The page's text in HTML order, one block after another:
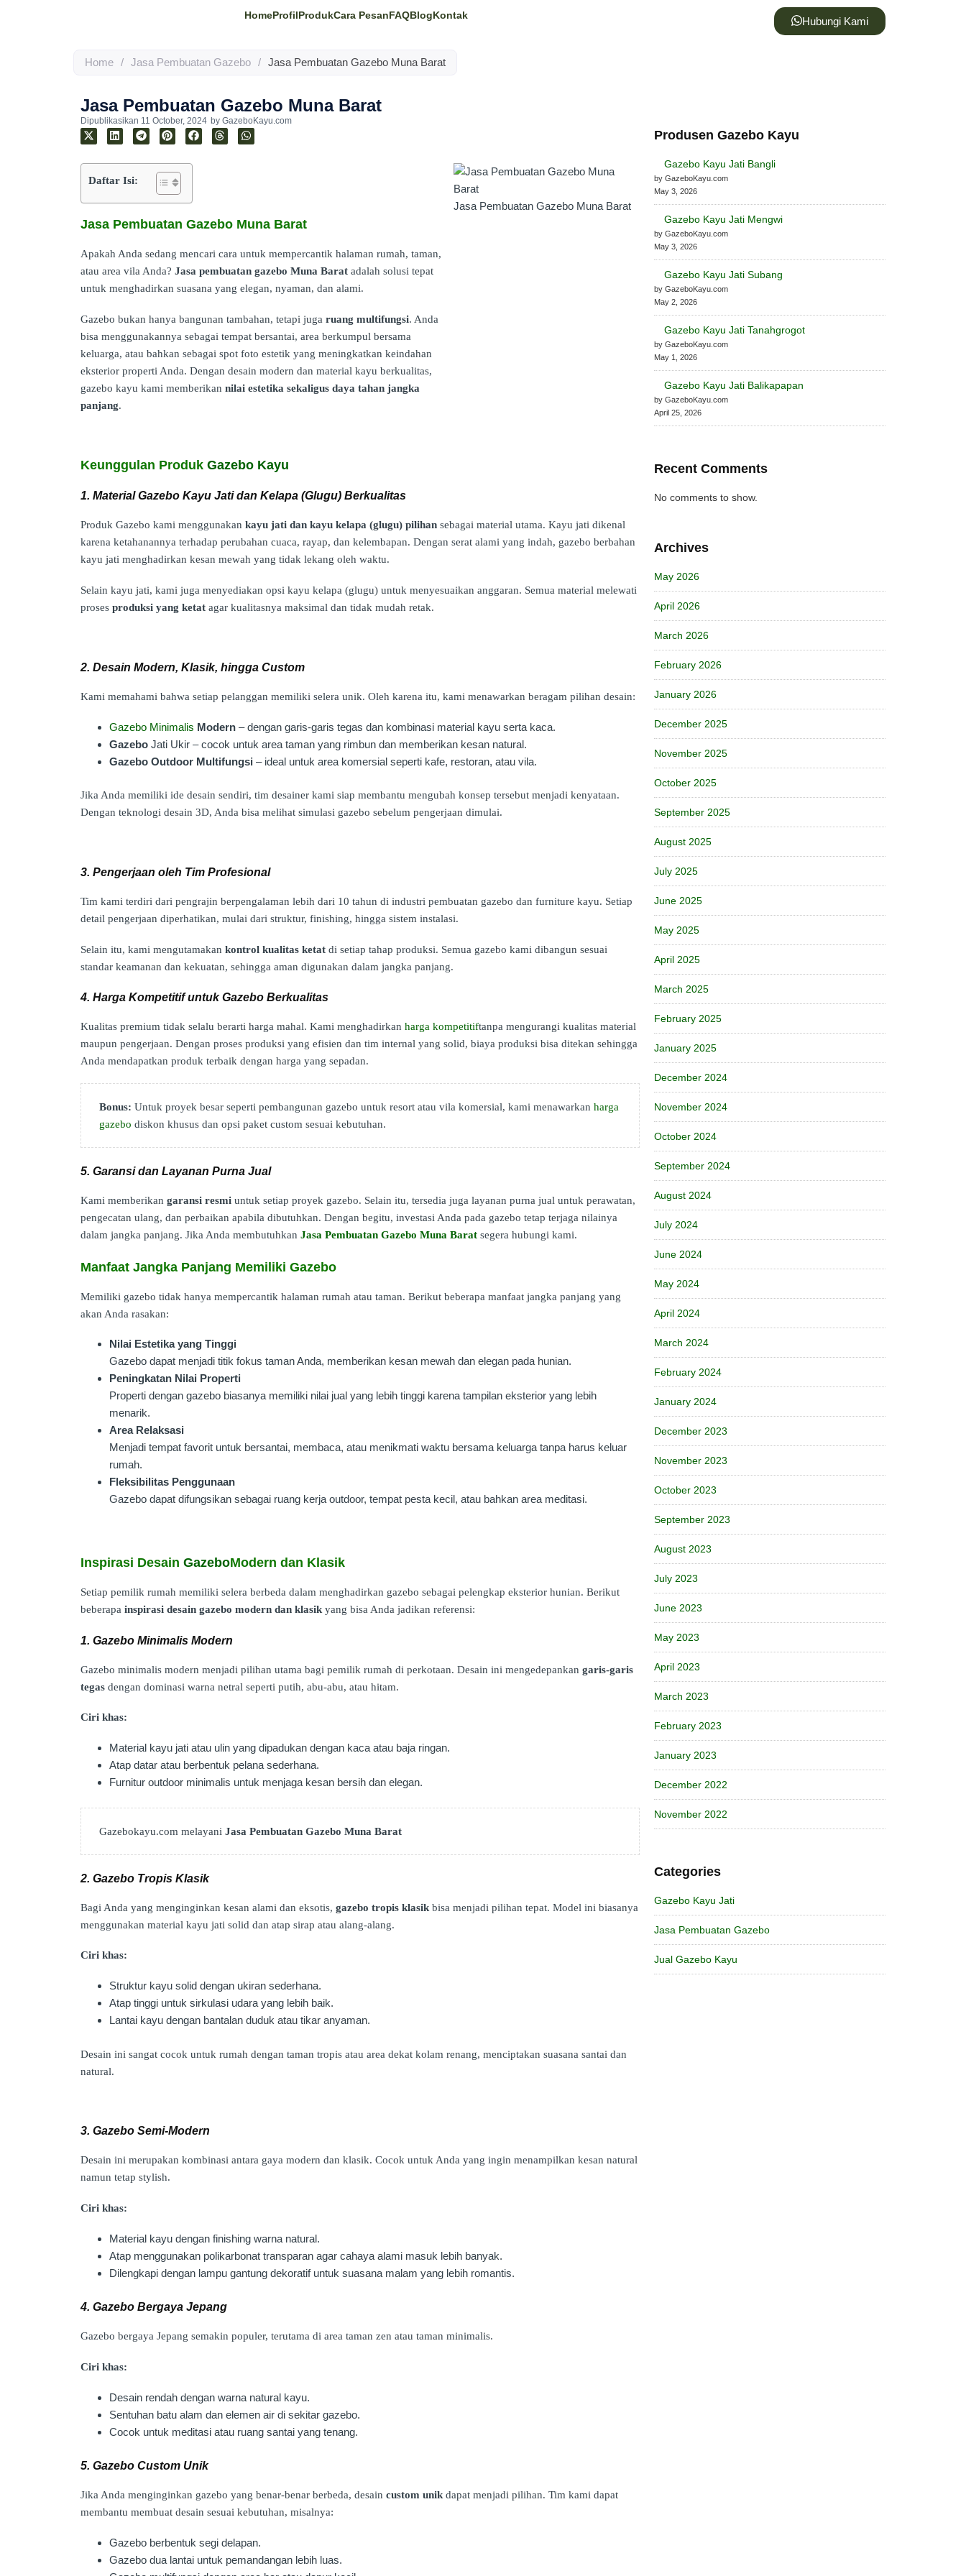
HomeProfilProdukCara PesanFAQBlogKontak Hubungi Kami
Home / Jasa Pembuatan Gazebo / Jasa Pembuatan Gazebo Muna Barat
Jasa Pembuatan Gazebo Muna Barat
Dipublikasikan 11 October, 2024 by GazeboKayu.com
Daftar Isi:
Jasa Pembuatan Gazebo Muna Barat
Apakah Anda sedang mencari cara untuk mempercantik halaman rumah, taman,
atau area vila Anda? Jasa pembuatan gazebo Muna Barat adalah solusi tepat
untuk menghadirkan suasana yang elegan, nyaman, dan alami.
Gazebo bukan hanya bangunan tambahan, tetapi juga ruang multifungsi. Anda
bisa menggunakannya sebagai tempat bersantai, area berkumpul bersama
keluarga, atau bahkan sebagai spot foto estetik yang meningkatkan keindahan
eksterior properti Anda. Dengan desain modern dan material kayu berkualitas,
gazebo kayu kami memberikan nilai estetika sekaligus daya tahan jangka
panjang.
Jasa Pembuatan Gazebo Muna Barat
Keunggulan Produk Gazebo Kayu
1. Material Gazebo Kayu Jati dan Kelapa (Glugu) Berkualitas
Produk Gazebo kami menggunakan kayu jati dan kayu kelapa (glugu) pilihan sebagai material utama. Kayu jati dikenal
karena ketahanannya terhadap perubahan cuaca, rayap, dan kelembapan. Dengan serat alami yang indah, gazebo berbahan
kayu jati menghadirkan kesan mewah yang tidak lekang oleh waktu.
Selain kayu jati, kami juga menyediakan opsi kayu kelapa (glugu) untuk menyesuaikan anggaran. Semua material melewati
proses produksi yang ketat agar kualitasnya maksimal dan tidak mudah retak.
2. Desain Modern, Klasik, hingga Custom
Kami memahami bahwa setiap pelanggan memiliki selera unik. Oleh karena itu, kami menawarkan beragam pilihan desain:
Gazebo Minimalis Modern – dengan garis-garis tegas dan kombinasi material kayu serta kaca.
Gazebo Jati Ukir – cocok untuk area taman yang rimbun dan memberikan kesan natural.
Gazebo Outdoor Multifungsi – ideal untuk area komersial seperti kafe, restoran, atau vila.
Jika Anda memiliki ide desain sendiri, tim desainer kami siap membantu mengubah konsep tersebut menjadi kenyataan.
Dengan teknologi desain 3D, Anda bisa melihat simulasi gazebo sebelum pengerjaan dimulai.
3. Pengerjaan oleh Tim Profesional
Tim kami terdiri dari pengrajin berpengalaman lebih dari 10 tahun di industri pembuatan gazebo dan furniture kayu. Setiap
detail pengerjaan diperhatikan, mulai dari struktur, finishing, hingga sistem instalasi.
Selain itu, kami mengutamakan kontrol kualitas ketat di setiap tahap produksi. Semua gazebo kami dibangun sesuai
standar keamanan dan kekuatan, sehingga aman digunakan dalam jangka panjang.
4. Harga Kompetitif untuk Gazebo Berkualitas
Kualitas premium tidak selalu berarti harga mahal. Kami menghadirkan harga kompetitiftanpa mengurangi kualitas material
maupun pengerjaan. Dengan proses produksi yang efisien dan tim internal yang solid, biaya produksi bisa ditekan sehingga
Anda mendapatkan produk terbaik dengan harga yang sepadan.
Bonus: Untuk proyek besar seperti pembangunan gazebo untuk resort atau vila komersial, kami menawarkan harga
gazebo diskon khusus dan opsi paket custom sesuai kebutuhan.
5. Garansi dan Layanan Purna Jual
Kami memberikan garansi resmi untuk setiap proyek gazebo. Selain itu, tersedia juga layanan purna jual untuk perawatan,
pengecatan ulang, dan perbaikan apabila dibutuhkan. Dengan begitu, investasi Anda pada gazebo tetap terjaga nilainya
dalam jangka panjang. Jika Anda membutuhkan Jasa Pembuatan Gazebo Muna Barat segera hubungi kami.
Manfaat Jangka Panjang Memiliki Gazebo
Memiliki gazebo tidak hanya mempercantik halaman rumah atau taman. Berikut beberapa manfaat jangka panjang yang
akan Anda rasakan:
Nilai Estetika yang Tinggi
Gazebo dapat menjadi titik fokus taman Anda, memberikan kesan mewah dan elegan pada hunian.
Peningkatan Nilai Properti
Properti dengan gazebo biasanya memiliki nilai jual yang lebih tinggi karena tampilan eksterior yang lebih
menarik.
Area Relaksasi
Menjadi tempat favorit untuk bersantai, membaca, atau menikmati waktu bersama keluarga tanpa harus keluar
rumah.
Fleksibilitas Penggunaan
Gazebo dapat difungsikan sebagai ruang kerja outdoor, tempat pesta kecil, atau bahkan area meditasi.
Inspirasi Desain GazeboModern dan Klasik
Setiap pemilik rumah memiliki selera berbeda dalam menghadirkan gazebo sebagai pelengkap eksterior hunian. Berikut
beberapa inspirasi desain gazebo modern dan klasik yang bisa Anda jadikan referensi:
1. Gazebo Minimalis Modern
Gazebo minimalis modern menjadi pilihan utama bagi pemilik rumah di perkotaan. Desain ini mengedepankan garis-garis
tegas dengan dominasi warna netral seperti putih, abu-abu, atau hitam.
Ciri khas:
Material kayu jati atau ulin yang dipadukan dengan kaca atau baja ringan.
Atap datar atau berbentuk pelana sederhana.
Furnitur outdoor minimalis untuk menjaga kesan bersih dan elegan.
Gazebokayu.com melayani Jasa Pembuatan Gazebo Muna Barat
2. Gazebo Tropis Klasik
Bagi Anda yang menginginkan kesan alami dan eksotis, gazebo tropis klasik bisa menjadi pilihan tepat. Model ini biasanya
menggunakan material kayu jati solid dan atap sirap atau alang-alang.
Ciri khas:
Struktur kayu solid dengan ukiran sederhana.
Atap tinggi untuk sirkulasi udara yang lebih baik.
Lantai kayu dengan bantalan duduk atau tikar anyaman.
Desain ini sangat cocok untuk rumah dengan taman tropis atau area dekat kolam renang, menciptakan suasana santai dan
natural.
3. Gazebo Semi-Modern
Desain ini merupakan kombinasi antara gaya modern dan klasik. Cocok untuk Anda yang ingin menampilkan kesan natural
namun tetap stylish.
Ciri khas:
Material kayu dengan finishing warna natural.
Atap menggunakan polikarbonat transparan agar cahaya alami masuk lebih banyak.
Dilengkapi dengan lampu gantung dekoratif untuk suasana malam yang lebih romantis.
4. Gazebo Bergaya Jepang
Gazebo bergaya Jepang semakin populer, terutama di area taman zen atau taman minimalis.
Ciri khas:
Desain rendah dengan warna natural kayu.
Sentuhan batu alam dan elemen air di sekitar gazebo.
Cocok untuk meditasi atau ruang santai yang tenang.
5. Gazebo Custom Unik
Jika Anda menginginkan gazebo yang benar-benar berbeda, desain custom unikdapat menjadi pilihan. Tim kami dapat
membantu membuat desain sesuai kebutuhan, misalnya:
Gazebo berbentuk segi delapan.
Gazebo dua lantai untuk pemandangan lebih luas.
Produsen Gazebo Kayu
Gazebo Kayu Jati Bangli
by GazeboKayu.com
May 3, 2026
Gazebo Kayu Jati Mengwi
by GazeboKayu.com
May 3, 2026
Gazebo Kayu Jati Subang
by GazeboKayu.com
May 2, 2026
Gazebo Kayu Jati Tanahgrogot
by GazeboKayu.com
May 1, 2026
Gazebo Kayu Jati Balikapapan
by GazeboKayu.com
April 25, 2026
Recent Comments
No comments to show.
Archives
May 2026
April 2026
March 2026
February 2026
January 2026
December 2025
November 2025
October 2025
September 2025
August 2025
July 2025
June 2025
May 2025
April 2025
March 2025
February 2025
January 2025
December 2024
November 2024
October 2024
September 2024
August 2024
July 2024
June 2024
May 2024
April 2024
March 2024
February 2024
January 2024
December 2023
November 2023
October 2023
September 2023
August 2023
July 2023
June 2023
May 2023
April 2023
March 2023
February 2023
January 2023
December 2022
November 2022
Categories
Gazebo Kayu Jati
Jasa Pembuatan Gazebo
Jual Gazebo Kayu